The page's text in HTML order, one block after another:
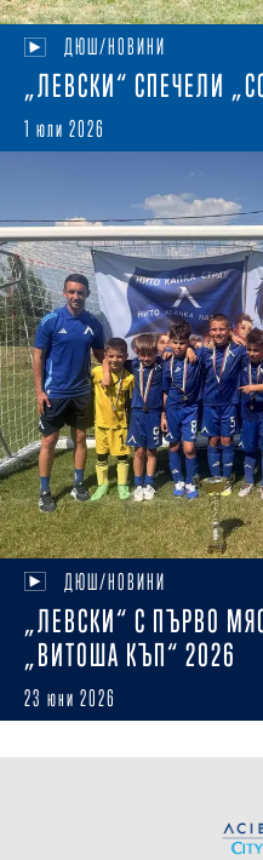
ДЮШ/НОВИНИ
„ЛЕВСКИ“ СПЕЧЕЛИ
1 юли 2026
ДЮШ/НОВИНИ
„ЛЕВСКИ“ С ПЪРВО
„ВИТОША КЪП“ 2026
23 юни 2026